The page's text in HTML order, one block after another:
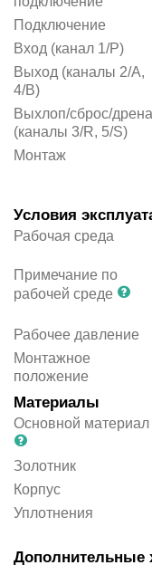
Подключение
Вход (канал 1/P)
Выход (каналы 2/A,
4/B)
Выхлоп/сброс/
(каналы 3/R, 5/S)
Монтаж
Условия
Рабочая среда
Примечание по
рабочей среде
Рабочее давление
Монтажное
положение
Материалы
Основной материал
Золотник
Корпус
Уплотнения
Дополнительные